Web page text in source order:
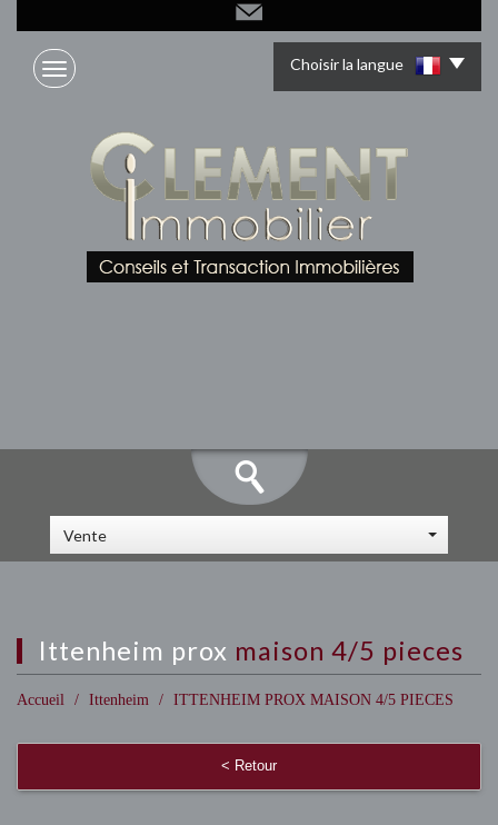
Choisir la langue
Vente
ittenheim prox maison 4/5 pieces
Accueil Ittenheim ITTENHEIM PROX MAISON 4/5 PIECES
< Retour